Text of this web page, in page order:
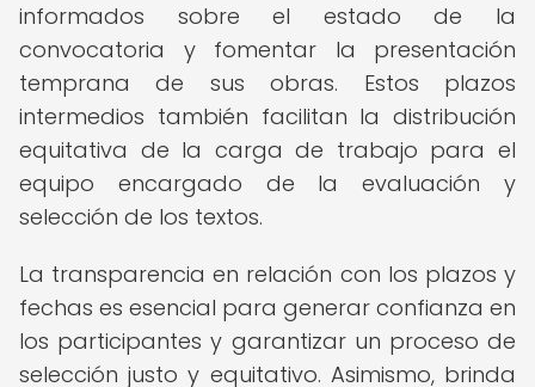
informados sobre el estado de la
convocatoria y fomentar la presentación
temprana de sus obras. Estos plazos
intermedios también facilitan la distribución
equitativa de la carga de trabajo para el
equipo encargado de la evaluación y
selección de los textos.
La transparencia en relación con los plazos y
fechas es esencial para generar confianza en
los participantes y garantizar un proceso de
selección justo y equitativo. Asimismo, brinda